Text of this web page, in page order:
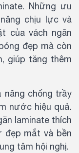
Những ưu
chịu lực và
của vách ngăn
đẹp mà còn
giúp tăng thêm
năng chống trầy
nước hiệu quả.
laminate thích
đẹp mắt và bền
tâm hội nghị.